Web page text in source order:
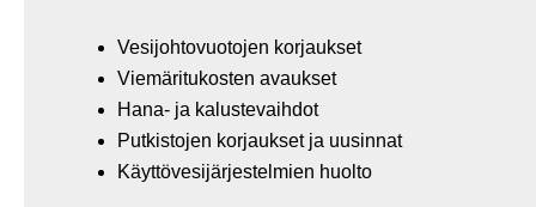
Vesijohtovuotojen korjaukset
Viemäritukosten avaukset
Hana- ja kalustevaihdot
Putkistojen korjaukset ja uusinnat
Käyttövesijärjestelmien huolto